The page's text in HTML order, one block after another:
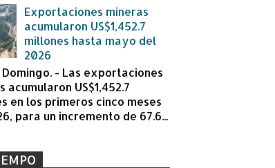
Exportaciones mineras
acumularon US$1,452.7
millones hasta mayo del
2026
Domingo. - Las exportaciones
acumularon US$1,452.7
en los primeros cinco meses
para un incremento de 67.6...